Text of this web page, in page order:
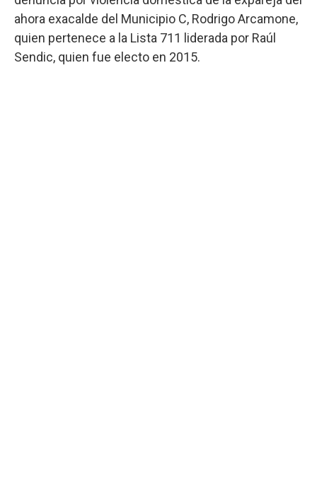
ahora exacalde del Municipio C, Rodrigo Arcamone,
quien pertenece a la Lista 711 liderada por Raúl
Sendic, quien fue electo en 2015.